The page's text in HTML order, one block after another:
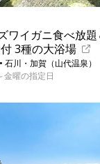
ワイガニ食べ放
3種の大浴場
川・加賀（山代温泉）
曜の指定日